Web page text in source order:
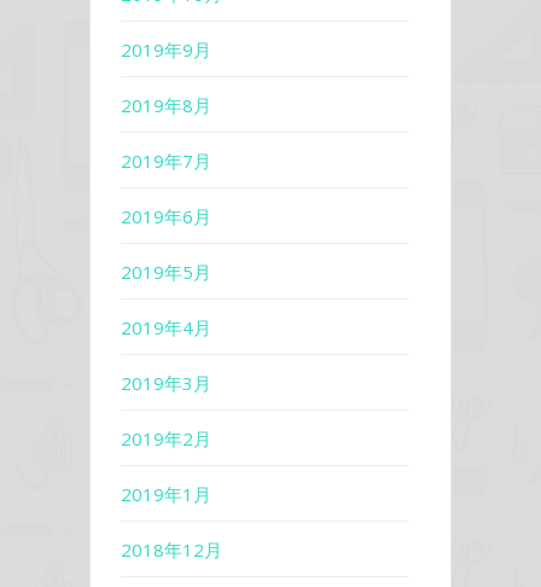
2019年9月
2019年8月
2019年7月
2019年6月
2019年5月
2019年4月
2019年3月
2019年2月
2019年1月
2018年12月